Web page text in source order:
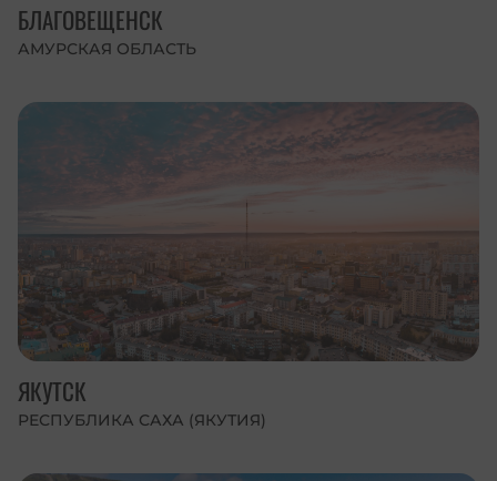
БЛАГОВЕЩЕНСК
АМУРСКАЯ ОБЛАСТЬ
ЯКУТСК
РЕСПУБЛИКА САХА (ЯКУТИЯ)